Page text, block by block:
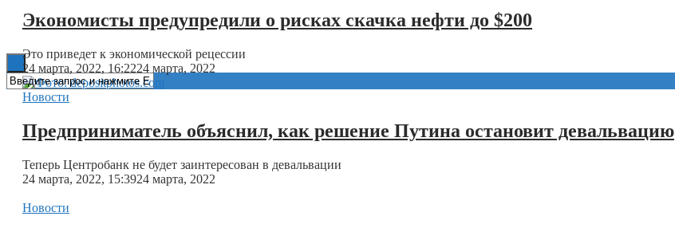
Книги
Экономисты предупредили о рисках скачка нефти до $200
Это приведет к экономической рецессии
24 марта, 2022, 16:2224 марта, 2022
Новости
Предприниматель объяснил, как решение Путина остановит девальвацию
Теперь Центробанк не будет заинтересован в девальвации
24 марта, 2022, 15:3924 марта, 2022
Новости